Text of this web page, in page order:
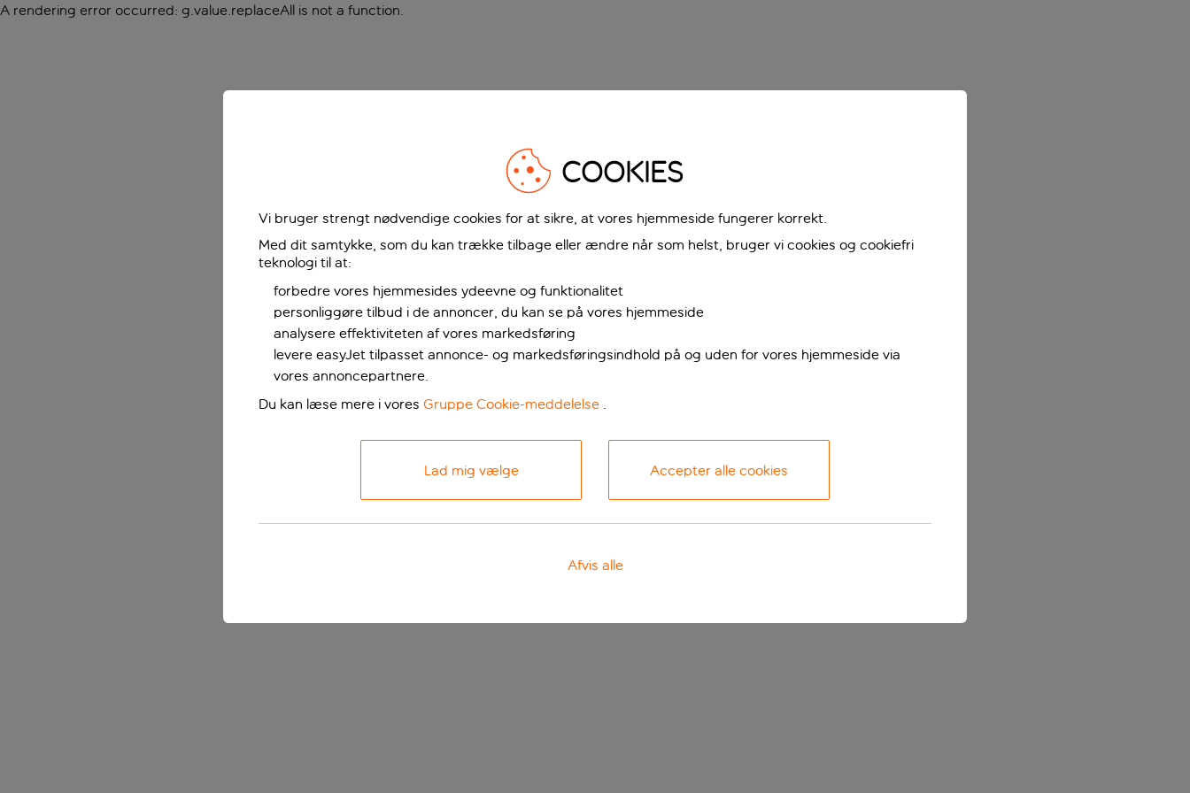
A rendering error occurred: g.value.replaceAll is not a function.
COOKIES
Vi bruger strengt nødvendige cookies for at sikre, at vores hjemmeside fungerer korrekt.
Med dit samtykke, som du kan trække tilbage eller ændre når som helst, bruger vi cookies og cookiefri
teknologi til at:
forbedre vores hjemmesides ydeevne og funktionalitet
personliggøre tilbud i de annoncer, du kan se på vores hjemmeside
analysere effektiviteten af vores markedsføring
levere easyJet tilpasset annonce- og markedsføringsindhold på og uden for vores hjemmeside via
vores annoncepartnere.
Du kan læse mere i vores Gruppe Cookie-meddelelse .
Lad mig vælge Accepter alle cookies
Afvis alle